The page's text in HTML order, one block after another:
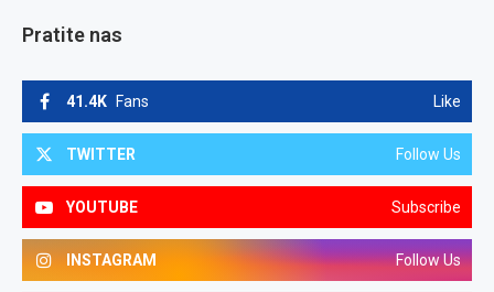
Pratite nas
41.4K Fans Like
TWITTER Follow Us
YOUTUBE Subscribe
INSTAGRAM Follow Us